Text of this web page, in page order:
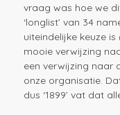
vraag was hoe we
‘longlist’ van 34
uiteindelijke keuze
mooie verwijzing
een verwijzing naar
onze organisatie.
dus ‘1899’ vat dat